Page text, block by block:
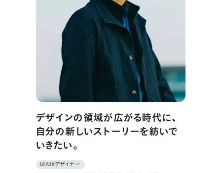
デザインの領域が広がる時代に、
自分の新しいストーリーを紡いで
いきたい。
UI/UXデザイナー